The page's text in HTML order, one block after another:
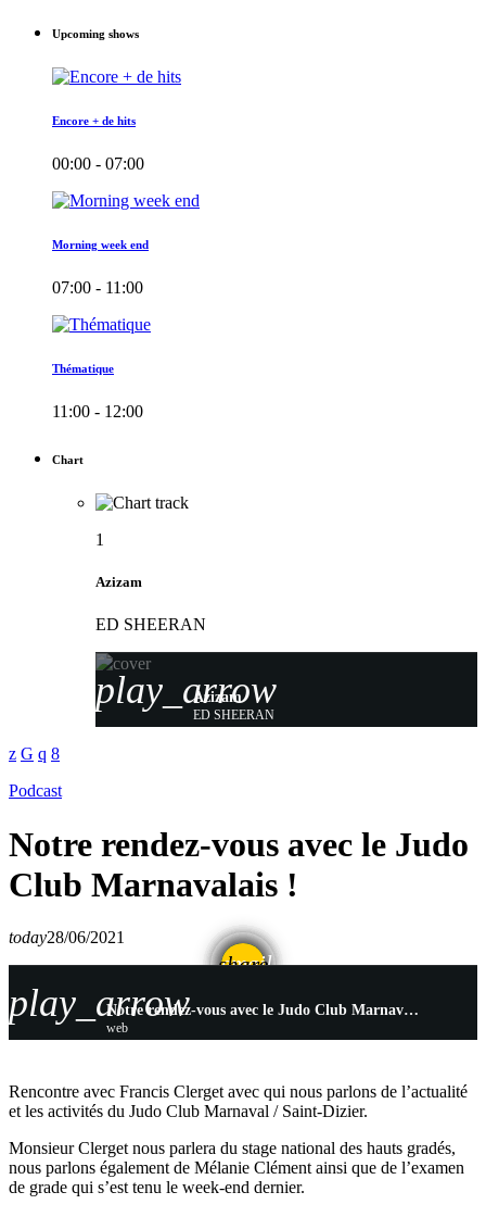
Upcoming shows
Encore + de hits
00:00 - 07:00
Morning week end
07:00 - 11:00
Thématique
11:00 - 12:00
Chart
1
Azizam
ED SHEERAN
play_arrow
Azizam
ED SHEERAN
Podcast
Notre rendez-vous avec le Judo
Club Marnavalais !
today28/06/2021
share
email
play_arrow Notre rendez-vous avec le Judo Club Marnavalais !
web
Rencontre avec Francis Clerget avec qui nous parlons de l’actualité
et les activités du Judo Club Marnaval / Saint-Dizier.
Monsieur Clerget nous parlera du stage national des hauts gradés,
nous parlons également de Mélanie Clément ainsi que de l’examen
de grade qui s’est tenu le week-end dernier.